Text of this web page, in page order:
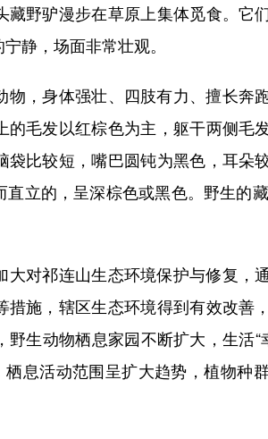
野驴漫步在草原上集体觅食。它
静，场面非常壮观。
，身体强壮、四肢有力、擅长奔
毛发以红棕色为主，躯干两侧毛
比较短，嘴巴圆钝为黑色，耳朵
立的，呈深棕色或黑色。野生的
对祁连山生态环境保护与修复，
施，辖区生态环境得到有效改善
生动物栖息家园不断扩大，生活
栖息活动范围呈扩大趋势，植物种